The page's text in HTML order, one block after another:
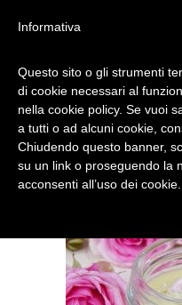
GLASS-
Informativa
Questo sito o gli strumenti
di cookie necessari al
nella cookie policy. Se vuoi
a tutti o ad alcuni cookie,
Chiudendo questo banner,
su un link o proseguendo la
acconsenti all’uso dei cookie.